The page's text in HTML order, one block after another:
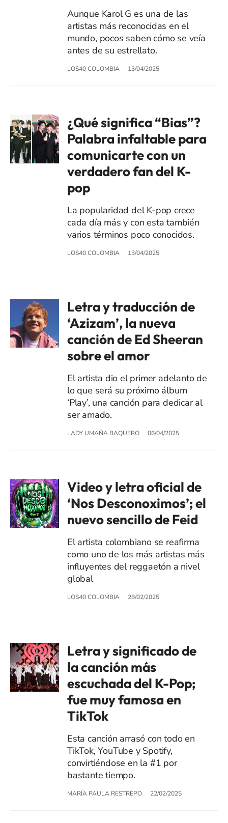
Aunque Karol G es una de las
artistas más reconocidas en el
mundo, pocos saben cómo se veía
antes de su estrellato.
LOS40 COLOMBIA 13/04/2025
¿Qué significa “Bias”?
Palabra infaltable para
comunicarte con un
verdadero fan del K-
pop
La popularidad del K-pop crece
cada día más y con esta también
varios términos poco conocidos.
LOS40 COLOMBIA 13/04/2025
Letra y traducción de
‘Azizam’, la nueva
canción de Ed Sheeran
sobre el amor
El artista dio el primer adelanto de
lo que será su próximo álbum
‘Play’, una canción para dedicar al
ser amado.
LADY UMAÑA BAQUERO 06/04/2025
Video y letra oficial de
‘Nos Desconoximos’; el
nuevo sencillo de Feid
El artista colombiano se reafirma
como uno de los más artistas más
influyentes del reggaetón a nivel
global
LOS40 COLOMBIA 28/02/2025
Letra y significado de
la canción más
escuchada del K-Pop;
fue muy famosa en
TikTok
Esta canción arrasó con todo en
TikTok, YouTube y Spotify,
convirtiéndose en la #1 por
bastante tiempo.
MARÍA PAULA RESTREPO 22/02/2025